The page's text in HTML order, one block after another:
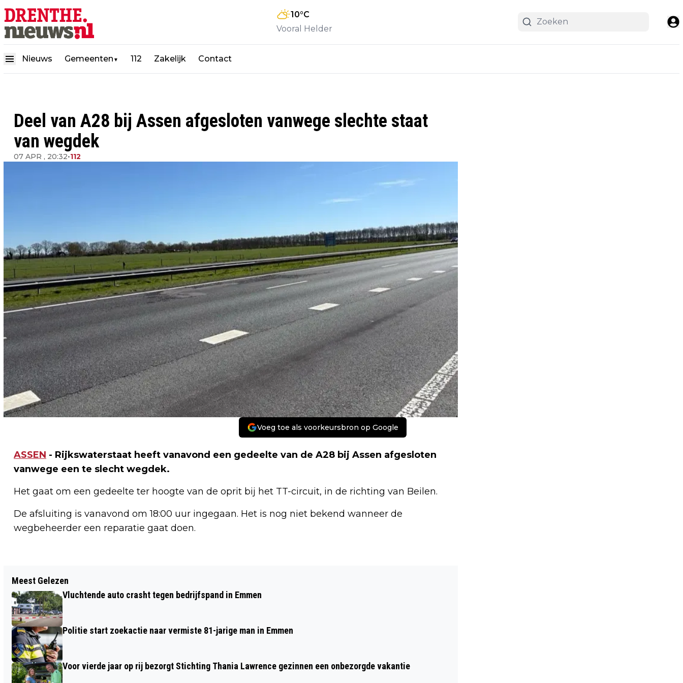
10°C
Vooral Helder
Nieuws Gemeenten ▼ 112 Zakelijk Contact
Deel van A28 bij Assen afgesloten vanwege slechte staat
van wegdek
07 APR , 20:32•112
Voeg toe als voorkeursbron op Google
ASSEN - Rijkswaterstaat heeft vanavond een gedeelte van de A28 bij Assen afgesloten
vanwege een te slecht wegdek.
Het gaat om een gedeelte ter hoogte van de oprit bij het TT-circuit, in de richting van Beilen.
De afsluiting is vanavond om 18:00 uur ingegaan. Het is nog niet bekend wanneer de
wegbeheerder een reparatie gaat doen.
LANGE ACHTERVOLGING DOOR EMMEN
EINDIGD MET TWEE AANHOUDING EN
CRASH
APRIL AFGESLOTEN VANWEGE
Meest Gelezen
Vluchtende auto crasht tegen bedrijfspand in Emmen
Politie start zoekactie naar vermiste 81-jarige man in Emmen
Voor vierde jaar op rij bezorgt Stichting Thania Lawrence gezinnen een onbezorgde vakantie